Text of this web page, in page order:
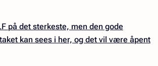
på det sterkeste, men den gode
kan sees i her, og det vil være åpent